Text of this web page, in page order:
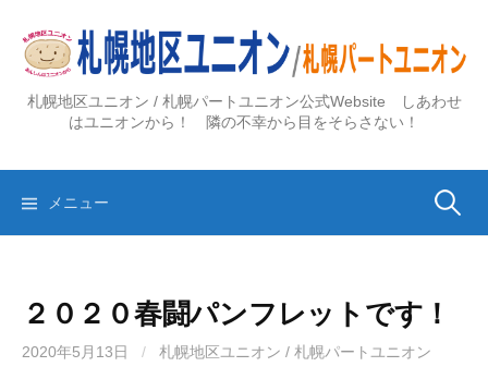
ス
札幌地区ユニオン / 札幌パートユニオン公式Website しあわせ
はユニオンから！ 隣の不幸から目をそらさない！
メニュー 検
２０２０春闘パンフレットです！
2020年5月13日 / 札幌地区ユニオン / 札幌パートユニオン